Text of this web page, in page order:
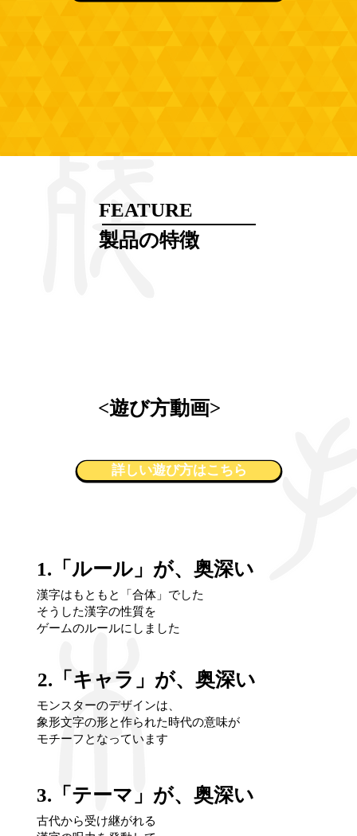
FEATURE
​製品の特徴​
​<遊び方動画>
詳しい遊び方はこちら
1.「ルール」が、奥深い
漢字はもともと「合体」でした
そうした漢字の性質を
ゲームのルールにしました
2.「キャラ」が、奥深い
モンスターのデザインは、
象形文字の形と作られた時代の意味が
モチーフとなっています
3.「テーマ」が、奥深い
古代から受け継がれる